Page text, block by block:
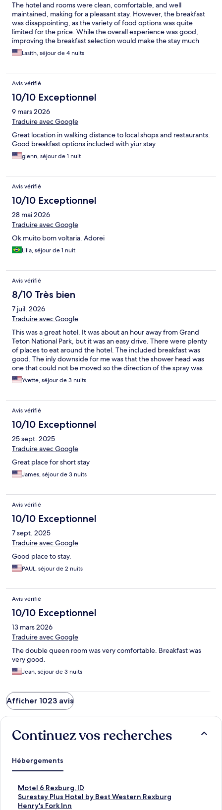
The hotel and rooms were clean, comfortable, and well
maintained, making for a pleasant stay. However, the breakfast
was disappointing, as the variety of food options was quite
limited for the price. While the overall experience was good,
improving the breakfast selection would make the stay much
better.Lasith, séjour de 4 nuits
Avis vérifié
10/10 Exceptionnel
9 mars 2026
Traduire avec Google
Great location in walking distance to local shops and restaurants.
Good breakfast options included with yiur stay
glenn, séjour de 1 nuit
Avis vérifié
10/10 Exceptionnel
28 mai 2026
Traduire avec Google
Ok muito bom voltaria. Adorei
Lilia, séjour de 1 nuit
Avis vérifié
8/10 Très bien
7 juil. 2026
Traduire avec Google
This was a great hotel. It was about an hour away from Grand
Teton National Park, but it was an easy drive. There were plenty
of places to eat around the hotel. The included breakfast was
good. The inly downside for me was that the shower head was
one that could not be moved so the direction of the spray was
not to my liking. Other than that, everything was great!
Yvette, séjour de 3 nuits
Avis vérifié
10/10 Exceptionnel
25 sept. 2025
Traduire avec Google
Great place for short stay
James, séjour de 3 nuits
Avis vérifié
10/10 Exceptionnel
7 sept. 2025
Traduire avec Google
Good place to stay.
PAUL, séjour de 2 nuits
Avis vérifié
10/10 Exceptionnel
13 mars 2026
Traduire avec Google
The double queen room was very comfortable. Breakfast was
very good.
Jean, séjour de 3 nuits
Afficher 1023 avis
Continuez vos recherches
Hébergements
Motel 6 Rexburg, ID
L
i
e
Surestay Plus Hotel by Best Western Rexburg
L
iHenry's Fork Inn
L